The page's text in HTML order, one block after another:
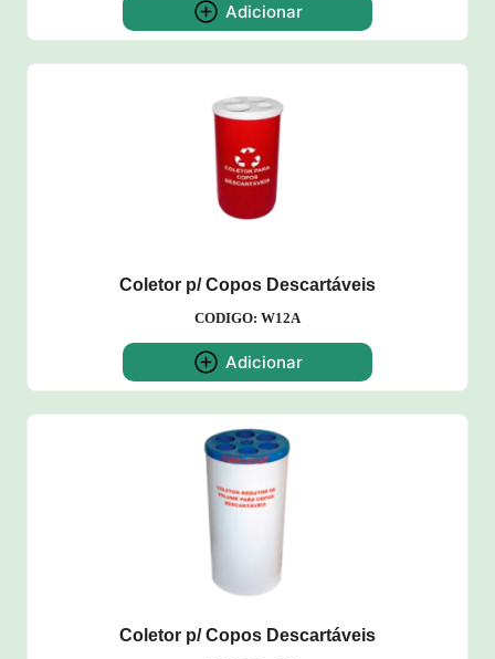
Adicionar
Coletor p/ Copos Descartáveis
CODIGO: W12A
Adicionar
Coletor p/ Copos Descartáveis